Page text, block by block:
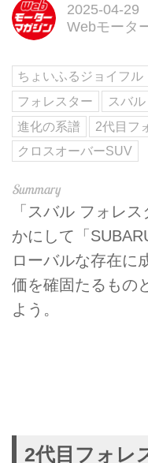
2025-04-29
Webモータ
ちょいふるジョイフル
フォレスター
スバ
進化の系譜
2代目フ
クロスオーバーSUV
「スバル フォレ
かにして「
ローバルな存在に
価を確固たるもの
よう。
2代目フォレ